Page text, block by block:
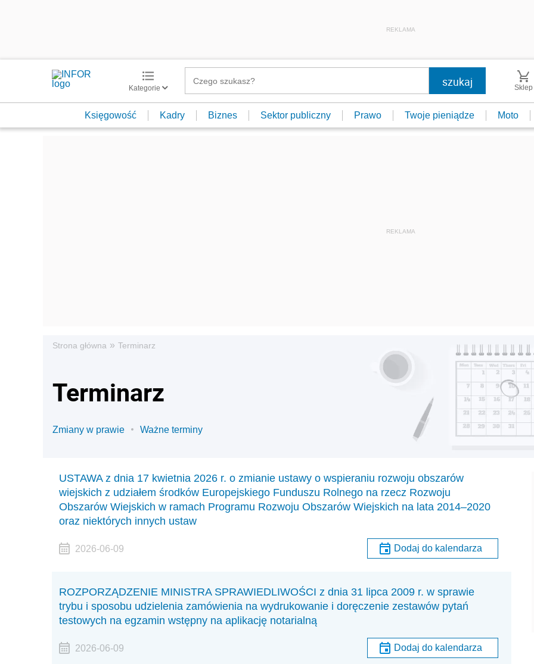
REKLAMA
Kategorie Sklep
Księgowość Kadry Biznes Sektor publiczny Prawo Twoje pieniądze Moto
Strona główna » Terminarz
Terminarz
Zmiany w prawie Ważne terminy
USTAWA z dnia 17 kwietnia 2026 r. o zmianie ustawy o wspieraniu rozwoju obszarów
wiejskich z udziałem środków Europejskiego Funduszu Rolnego na rzecz Rozwoju
Obszarów Wiejskich w ramach Programu Rozwoju Obszarów Wiejskich na lata 2014–2020
oraz niektórych innych ustaw
2026-06-09 Dodaj do kalendarza
ROZPORZĄDZENIE MINISTRA SPRAWIEDLIWOŚCI z dnia 31 lipca 2009 r. w sprawie
trybu i sposobu udzielenia zamówienia na wydrukowanie i doręczenie zestawów pytań
testowych na egzamin wstępny na aplikację notarialną
2026-06-09 Dodaj do kalendarza